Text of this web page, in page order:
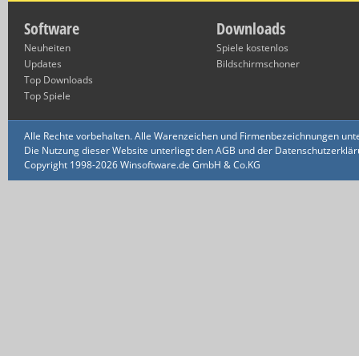
Software
Neuheiten
Updates
Top Downloads
Top Spiele
Downloads
Spiele kostenlos
Bildschirmschoner
Alle Rechte vorbehalten. Alle Warenzeichen und Firmenbezeichnungen
Die Nutzung dieser Website unterliegt den AGB und der
Copyright 1998-2026 Winsoftware.de GmbH & Co.KG